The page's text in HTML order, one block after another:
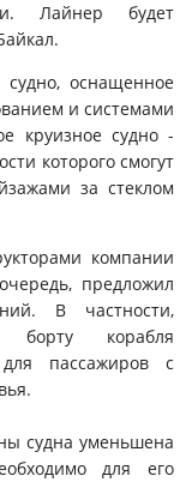
Лайнер будет
судно, оснащенное
и системами
круизное судно -
которого смогут
за стеклом
компании
предложил
В частности,
борту корабля
пассажиров с
судна уменьшена
для его